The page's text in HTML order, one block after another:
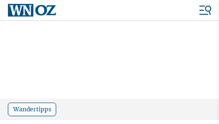
Wandertipps